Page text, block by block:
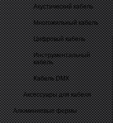
Акустический кабель
Многожильный кабель
Цифровой кабель
Инструментальный
кабель
Кабель DMX
Аксессуары для кабеля
Алюминиевые фермы